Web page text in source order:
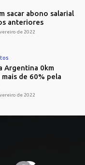
sacar abono salarial
anteriores
de 2022
Argentina 0km
de 60% pela
de 2022